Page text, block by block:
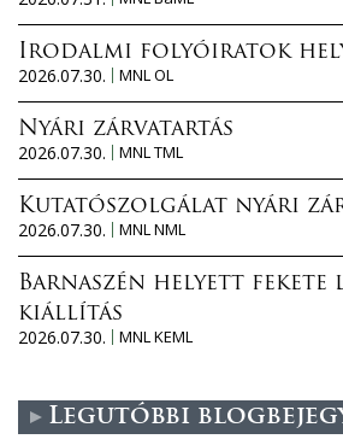
Irodalmi folyóiratok
2026.07.30.
MNL OL
Nyári zárvatartás
2026.07.30.
MNL TML
Kutatószolgálat nyári
2026.07.30.
MNL NML
Barnaszén helyett fekete
kiállítás
2026.07.30.
MNL KEML
Legutóbbi